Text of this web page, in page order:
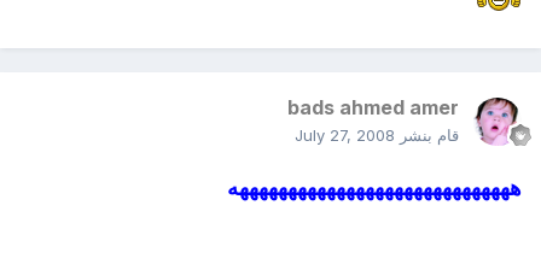
bads ahmed amer
قام بنشر July 27, 2008
هههههههههههههههههههههههههههههه